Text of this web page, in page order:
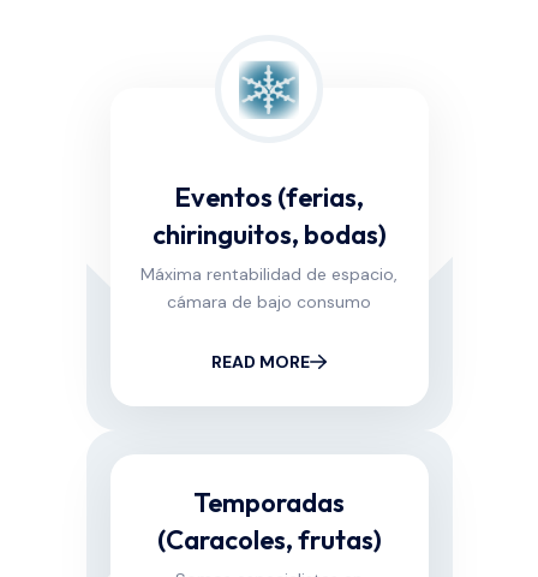
Eventos (ferias,
chiringuitos, bodas)
Máxima rentabilidad de espacio,
cámara de bajo consumo
READ MORE
Temporadas
(Caracoles, frutas)